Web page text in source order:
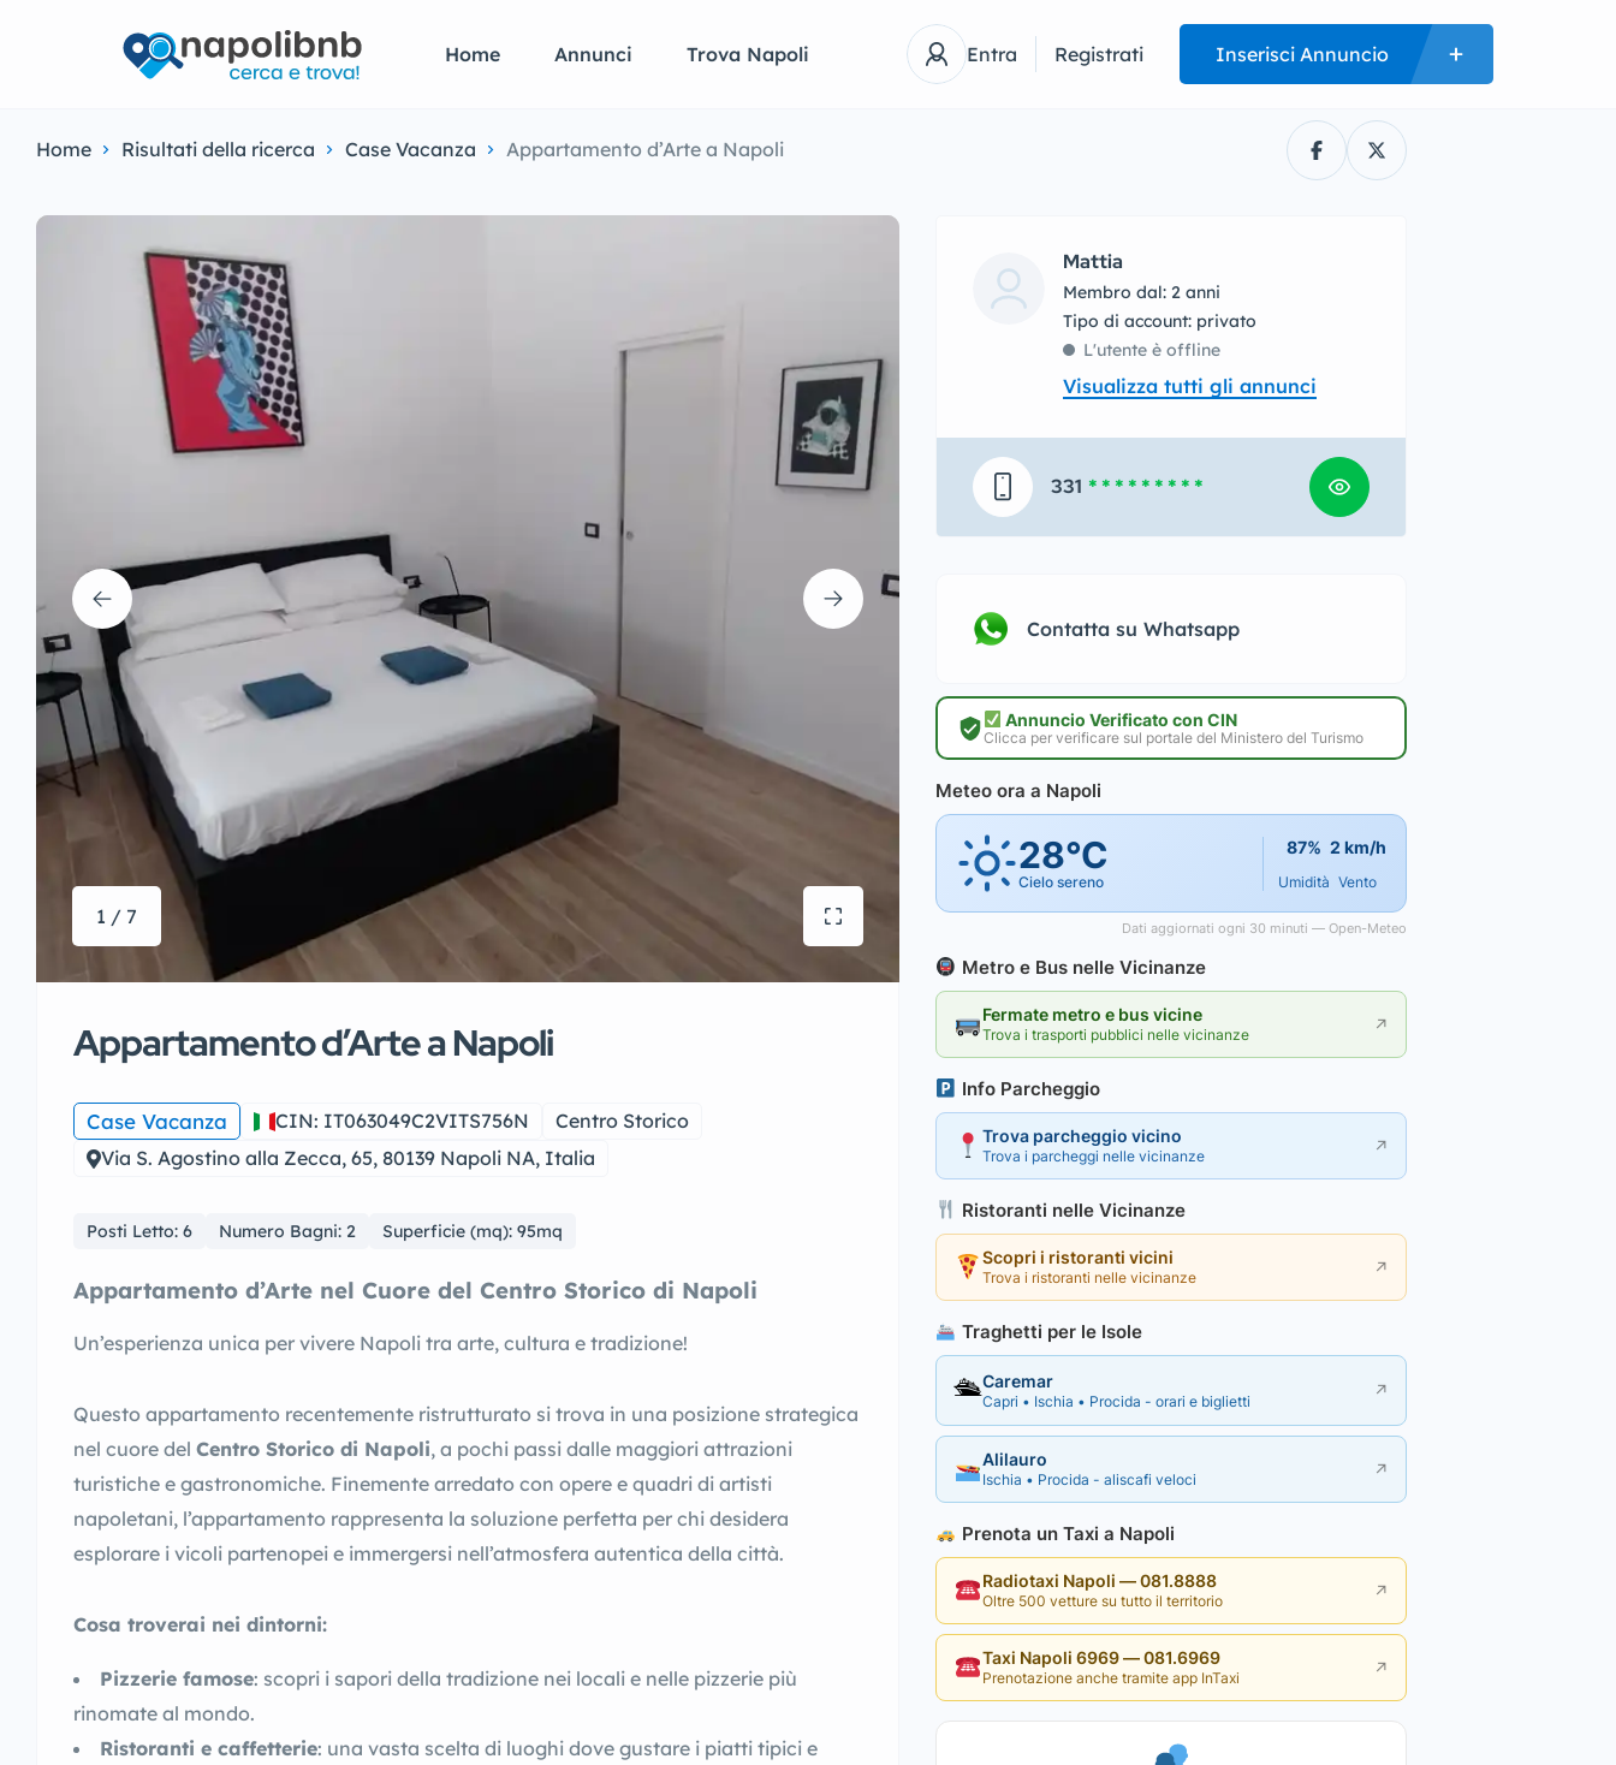
Home Annunci Trova Napoli Entra Registrati Inserisci Annuncio
Home Risultati della ricerca Case Vacanza Appartamento d’Arte a Napoli
1 / 7
Appartamento d’Arte a Napoli
Case Vacanza CIN: IT063049C2VITS756N
Centro Storico
Via S. Agostino alla Zecca, 65, 80139 Napoli NA, Italia
Posti Letto: 6 Numero Bagni: 2 Superficie (mq): 95mq
Appartamento d’Arte nel Cuore del Centro Storico di Napoli
Un’esperienza unica per vivere Napoli tra arte, cultura e tradizione!
Questo appartamento recentemente ristrutturato si trova in una posizione strategica
nel cuore del Centro Storico di Napoli, a pochi passi dalle maggiori attrazioni
turistiche e gastronomiche. Finemente arredato con opere e quadri di artisti
napoletani, l’appartamento rappresenta la soluzione perfetta per chi desidera
esplorare i vicoli partenopei e immergersi nell’atmosfera autentica della città.
Cosa troverai nei dintorni:
Pizzerie famose: scopri i sapori della tradizione nei locali e nelle pizzerie più
rinomate al mondo.
Ristoranti e caffetterie: una vasta scelta di luoghi dove gustare i piatti tipici e
Mattia
Membro dal: 2 anni
tipo di account: privato
L'utente è offline
Visualizza tutti gli annunci
331 * * * * * * * * *
Contatta su Whatsapp
Annuncio Verificato con CIN
Clicca per verificare sul portale del Ministero del Turismo
Meteo ora a Napoli
28°C
Cielo sereno
87%
Umidità
2 km/h
Vento
Dati aggiornati ogni 30 minuti — Open-Meteo
Metro e Bus nelle Vicinanze
Fermate metro e bus vicine
Trova i trasporti pubblici nelle vicinanze ↗
Info Parcheggio
Trova parcheggio vicino
Trova i parcheggi nelle vicinanze ↗
Ristoranti nelle Vicinanze
Scopri i ristoranti vicini
Trova i ristoranti nelle vicinanze ↗
Traghetti per le Isole
🛳Caremar
Capri • Ischia • Procida - orari e biglietti ↗
Alilauro
Ischia • Procida - aliscafi veloci ↗
Prenota un Taxi a Napoli
Radiotaxi Napoli — 081.8888
Oltre 500 vetture su tutto il territorio ↗
Taxi Napoli 6969 — 081.6969
Prenotazione anche tramite app InTaxi ↗